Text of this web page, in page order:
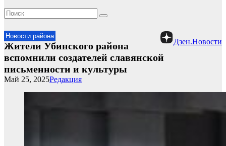
Новости района
Дзен.Новости
Жители Убинского района
вспомнили создателей славянской
письменности и культуры
Редакция
Май 25, 2025